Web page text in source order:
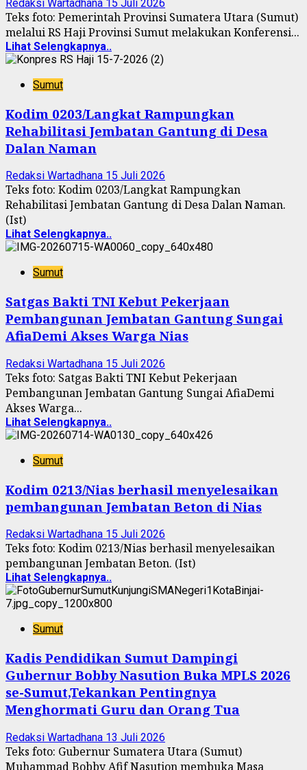
Redaksi Wartadhana 15 Juli 2026
Teks foto: Pemerintah Provinsi Sumatera Utara (Sumut)
melalui RS Haji Provinsi Sumut melakukan Konferensi...
Lihat Selengkapnya..
Sumut
Kodim 0203/Langkat Rampungkan
Rehabilitasi Jembatan Gantung di Desa
Dalan Naman
Redaksi Wartadhana 15 Juli 2026
Teks foto: Kodim 0203/Langkat Rampungkan
Rehabilitasi Jembatan Gantung di Desa Dalan Naman.
(Ist)
Lihat Selengkapnya..
Sumut
Satgas Bakti TNI Kebut Pekerjaan
Pembangunan Jembatan Gantung Sungai
AfiaDemi Akses Warga Nias
Redaksi Wartadhana 15 Juli 2026
Teks foto: Satgas Bakti TNI Kebut Pekerjaan
Pembangunan Jembatan Gantung Sungai AfiaDemi
Akses Warga...
Lihat Selengkapnya..
Sumut
Kodim 0213/Nias berhasil menyelesaikan
pembangunan Jembatan Beton di Nias
Redaksi Wartadhana 15 Juli 2026
Teks foto: Kodim 0213/Nias berhasil menyelesaikan
pembangunan Jembatan Beton. (Ist)
Lihat Selengkapnya..
Sumut
Kadis Pendidikan Sumut Dampingi
Gubernur Bobby Nasution Buka MPLS 2026
se-Sumut,Tekankan Pentingnya
Menghormati Guru dan Orang Tua
Redaksi Wartadhana 13 Juli 2026
Teks foto: Gubernur Sumatera Utara (Sumut)
Muhammad Bobby Afif Nasution membuka Masa